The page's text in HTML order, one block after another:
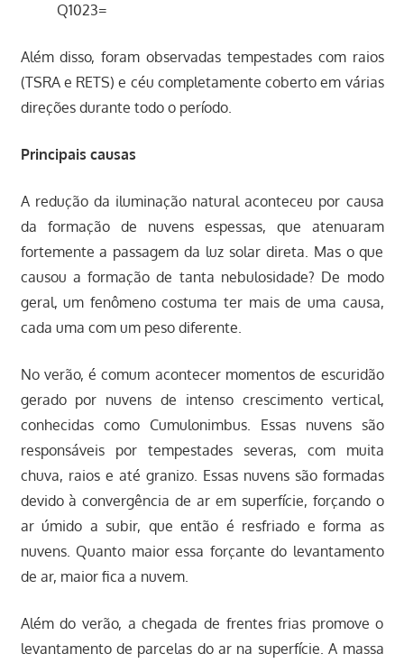
Q1023=
Além disso, foram observadas tempestades com raios
(TSRA e RETS) e céu completamente coberto em várias
direções durante todo o período.
Principais causas
A redução da iluminação natural aconteceu por causa
da formação de nuvens espessas, que atenuaram
fortemente a passagem da luz solar direta. Mas o que
causou a formação de tanta nebulosidade? De modo
geral, um fenômeno costuma ter mais de uma causa,
cada uma com um peso diferente.
No verão, é comum acontecer momentos de escuridão
gerado por nuvens de intenso crescimento vertical,
conhecidas como Cumulonimbus. Essas nuvens são
responsáveis por tempestades severas, com muita
chuva, raios e até granizo. Essas nuvens são formadas
devido à convergência de ar em superfície, forçando o
ar úmido a subir, que então é resfriado e forma as
nuvens. Quanto maior essa forçante do levantamento
de ar, maior fica a nuvem.
Além do verão, a chegada de frentes frias promove o
levantamento de parcelas do ar na superfície. A massa